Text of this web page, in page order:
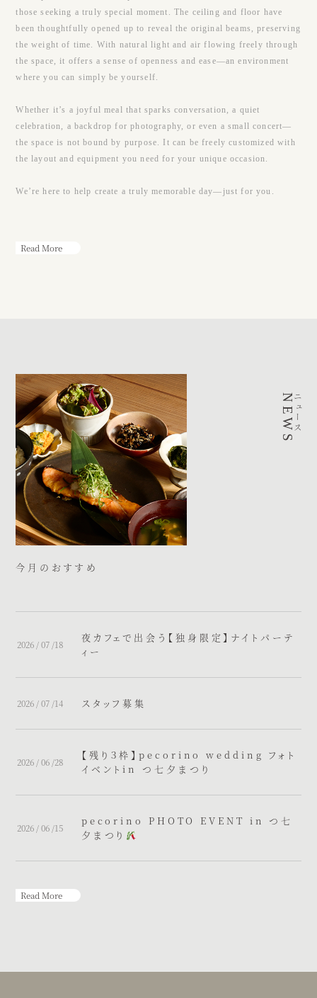
those seeking a truly special moment. The ceiling and floor have
been thoughtfully opened up to reveal the original beams, preserving
the weight of time. With natural light and air flowing freely through
the space, it offers a sense of openness and ease—an environment
where you can simply be yourself.
Whether it’s a joyful meal that sparks conversation, a quiet
celebration, a backdrop for photography, or even a small concert—
the space is not bound by purpose. It can be freely customized with
the layout and equipment you need for your unique occasion.
We’re here to help create a truly memorable day—just for you.
Read More
今月のおすすめ
2026 / 07 /18
夜カフェで出会う【独身限定】ナイトパーテ
ィー
2026 / 07 /14 スタッフ募集
2026 / 06 /28
【残り３枠】pecorino wedding フォト
イベントin つ七夕まつり
2026 / 06 /15
pecorino PHOTO EVENT in つ七
夕まつり
Read More
ニュース
NEWS